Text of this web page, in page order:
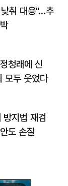
춰 대응"…추
청래에 신
모두 웃었다
방지법 재검
도 손질